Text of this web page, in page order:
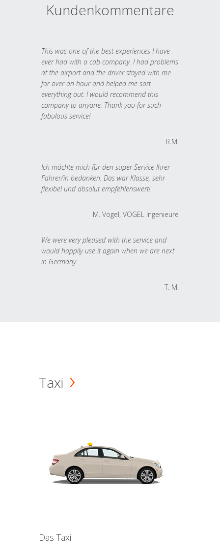
Kundenkommentare
This was one of the best experiences I have
ever had with a cab company. I had problems
at the airport and the driver stayed with me
for over an hour and helped me sort
everything out. I would recommend this
company to anyone. Thank you for such
fabulous service!
R.M.
Ich möchte mich für den super Service Ihrer
Fahrer/in bedanken. Das war Klasse, sehr
flexibel und absolut empfehlenswert!
M. Vogel, VOGEL Ingenieure
We were very pleased with the service and
would happily use it again when we are next
in Germany.
T. M.
Taxi
Das Taxi